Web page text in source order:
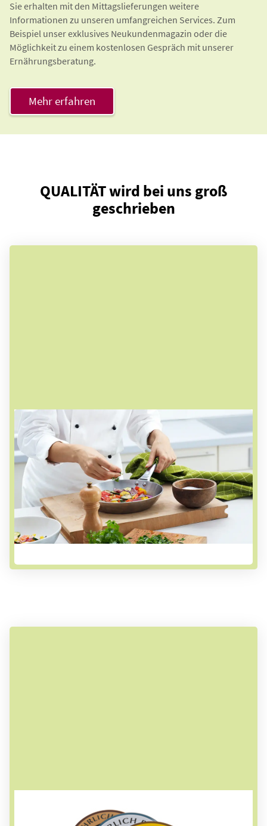
Sie erhalten mit den Mittagslieferungen weitere
Informationen zu unseren umfangreichen Services. Zum
Beispiel unser exklusives Neukundenmagazin oder die
Möglichkeit zu einem kostenlosen Gespräch mit unserer
Ernährungsberatung.
Mehr erfahren
QUALITÄT wird bei uns groß
geschrieben
Geschmack pur auf jedem Löffel
Bei uns kommen nur natürliche Zutaten in den
Kochtopf. Unsere Köche kochen mit frischen
Kräutern, natürlichen Gewürzen sowie
erntefrischem Gemüse. Unsere Fonds machen
wir genauso wie in jeder guten Küche - und das
schmeckt man!
Messbare Qualität